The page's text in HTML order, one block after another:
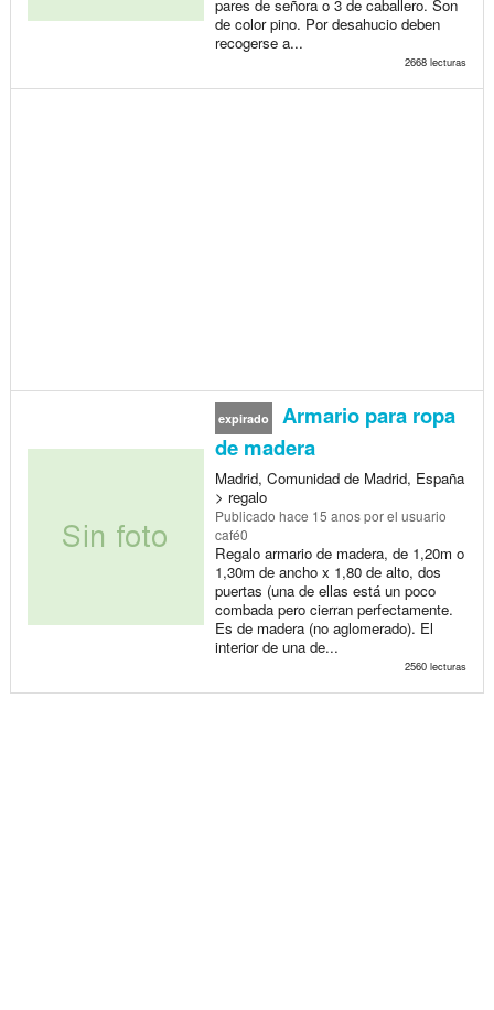
pares de señora o 3 de caballero. Son
de color pino. Por desahucio deben
recogerse a...
2668 lecturas
expirado
Armario para ropa
de madera
Madrid, Comunidad de Madrid, España
> regalo
Publicado hace 15 anospor el usuario
café0
Regalo armario de madera, de 1,20m o
1,30m de ancho x 1,80 de alto, dos
puertas (una de ellas está un poco
combada pero cierran perfectamente.
Es de madera (no aglomerado). El
interior de una de...
2560 lecturas